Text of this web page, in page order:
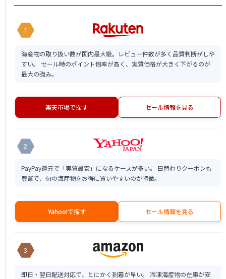
1
海産物の取り扱い数が国内最大級。レビュー件数が多く品質判断がしや
すい。 セール時のポイント倍率が高く、実質価格が大きく下がるのが
最大の強み。
楽天市場で探す セール情報を見る
2
PayPay還元で「実質最安」になるケースが多い。 日替わりクーポンも
豊富で、旬の海産物をお得に買いやすいのが特徴。
Yahoo!で探す セール情報を見る
3
即日・翌日配送対応で、とにかく到着が早い。 冷凍海産物の在庫が安